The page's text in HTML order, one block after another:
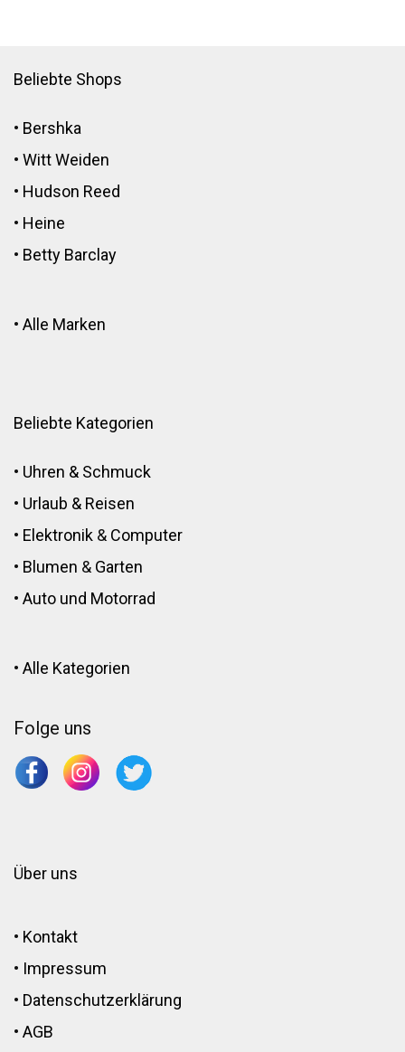
Beliebte Shops
• Bershka
• Witt Weiden
• Hudson Reed
• Heine
• Betty Barclay
• Alle Marken
Beliebte Kategorien
• Uhren & Schmuck
• Urlaub & Reisen
• Elektronik & Computer
• Blumen & Garten
• Auto und Motorrad
• Alle Kategorien
Folge uns
Über uns
• Kontakt
• Impressum
• Datenschutzerklärung
• AGB